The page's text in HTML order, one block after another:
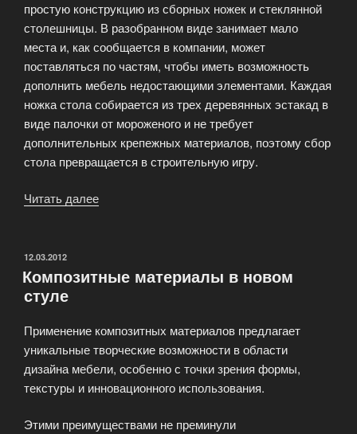
простую конструкцию из сборных ножек и стеклянной
столешницы. В разобранном виде занимает мало
места и, как сообщается в компании, может
поставляться по частям, чтобы иметь возможность
дополнить мебель недостающими элементами. Каждая
ножка стола собирается из трех деревянных эстакад в
виде палочки от мороженого и не требует
дополнительных крепежных материалов, поэтому сбор
стола превращается в строительную игру.
Читать далее
компани
ОПУБЛИКОВАНО
12.03.2012
Композитные материалы в новом
стуле
Применение композитных материалов предлагает
уникальные творческие возможности в области
дизайна мебели, особенно с точки зрения формы,
текстуры и инновационного использования.
Этими преимуществами не преминули